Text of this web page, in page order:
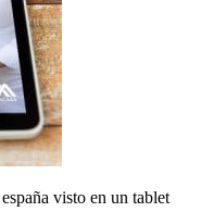
visto en un tablet